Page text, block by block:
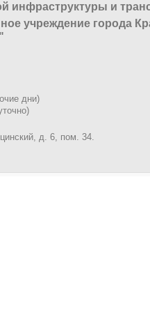
инфраструктуры и
учреждение города
дни)
д. 6, пом. 34.